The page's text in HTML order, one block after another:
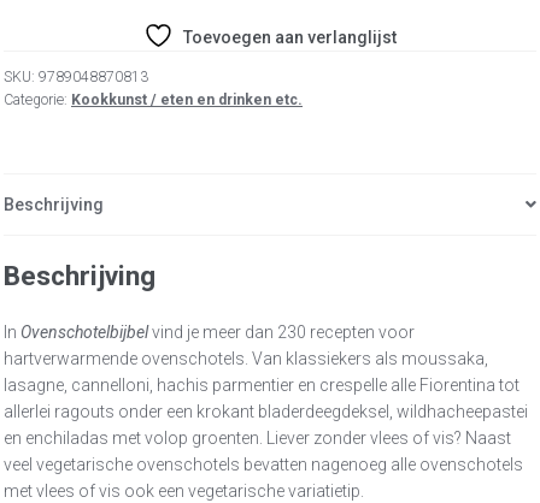
Toevoegen aan verlanglijst
SKU: 9789048870813
Categorie: Kookkunst / eten en drinken etc.
Beschrijving
Beschrijving
In Ovenschotelbijbelvind je meer dan 230 recepten voor
hartverwarmende ovenschotels. Van klassiekers als moussaka,
lasagne, cannelloni, hachis parmentier en crespelle alle Fiorentina tot
allerlei ragouts onder een krokant bladerdeegdeksel, wildhacheepastei
en enchiladas met volop groenten. Liever zonder vlees of vis? Naast
veel vegetarische ovenschotels bevatten nagenoeg alle ovenschotels
met vlees of vis ook een vegetarische variatietip.